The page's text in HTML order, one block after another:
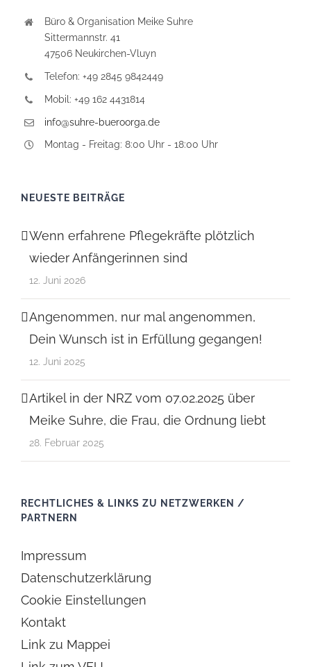
Büro & Organisation Meike Suhre
Sittermannstr. 41
47506 Neukirchen-Vluyn
Telefon: +49 2845 9842449
Mobil: +49 162 4431814
info@suhre-bueroorga.de
Montag - Freitag: 8:00 Uhr - 18:00 Uhr
NEUESTE BEITRÄGE
Wenn erfahrene Pflegekräfte plötzlich
wieder Anfängerinnen sind
12. Juni 2026
Angenommen, nur mal angenommen,
Dein Wunsch ist in Erfüllung gegangen!
12. Juni 2025
Artikel in der NRZ vom 07.02.2025 über
Meike Suhre, die Frau, die Ordnung liebt
28. Februar 2025
RECHTLICHES & LINKS ZU NETZWERKEN /
PARTNERN
Impressum
Datenschutzerklärung
Cookie Einstellungen
Kontakt
Link zu Mappei